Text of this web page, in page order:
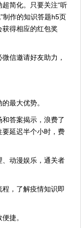
简化。只要关注“听
制作的知识答题h5页
得相应的红包奖
信邀请好友助力，
最大优势。
答案揭示，浪费了
延迟半个小时，费
动漫娱乐，通关者
程，了解疫情知识即
捷。